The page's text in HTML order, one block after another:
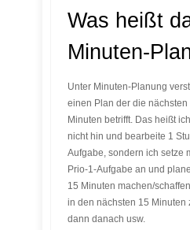
Was heißt
Minuten-
Unter Minuten-Planung
einen Plan der die
Minuten betrifft. Das heißt
nicht hin und bearbeite 1
Aufgabe, sondern ich setze
Prio-1-Aufgabe an und
15 Minuten machen/
in den nächsten 15 Minuten
dann danach usw.